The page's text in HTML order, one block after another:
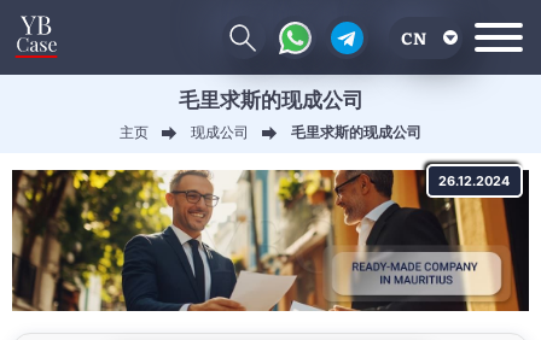
CN
UA
毛里求斯的现成公司
主页 现成公司 毛里求斯的现成公司
26.12.2024